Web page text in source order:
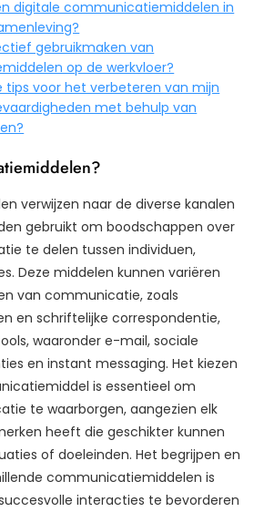
digitale communicatiemiddelen in
gebruikmaken van
op de werkvloer?
tips voor het verbeteren van mijn
met behulp van
verwijzen naar de diverse kanalen
gebruikt om boodschappen over
te delen tussen individuen,
Deze middelen kunnen variëren
van communicatie, zoals
en schriftelijke correspondentie,
waaronder e-mail, sociale
en instant messaging. Het kiezen
is essentieel om
te waarborgen, aangezien elk
heeft die geschikter kunnen
of doeleinden. Het begrijpen en
communicatiemiddelen is
interacties te bevorderen